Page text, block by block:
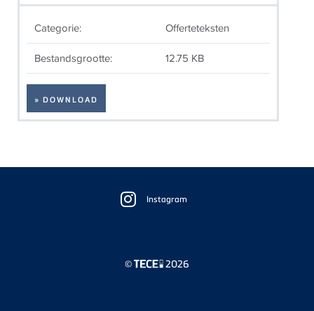
Categorie: Offerteteksten
Bestandsgrootte: 12.75 KB
» DOWNLOAD
Instagram
© 2026